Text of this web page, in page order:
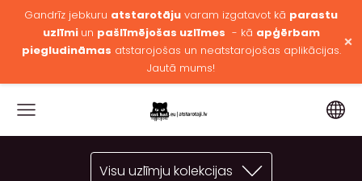
Gandrīz jebkuru atstarotāju varam izgatavot kā parastu
uzlīmi un pašlīmējošas uzlīmes - kā apģērbam
piegludināmas atstarojošas un neatstarojošas aplikācijas.
Jautā mums!
×
Visu uzlīmju kolekcijas